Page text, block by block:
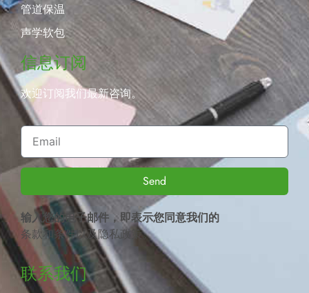
管道保温
声学软包
信息订阅
欢迎订阅我们最新咨询。
Send
输入您的电子邮件，即表示您同意我们的
条款和条件 以及隐私政策。
联系我们